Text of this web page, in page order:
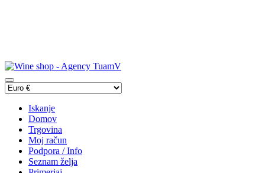
Iskanje
Domov
Trgovina
Moj račun
Podpora / Info
Seznam želja